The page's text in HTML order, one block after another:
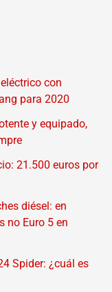
con
para 2020
y equipado,
21.500 euros por
diésel: en
no Euro 5 en
Spider: ¿cuál es